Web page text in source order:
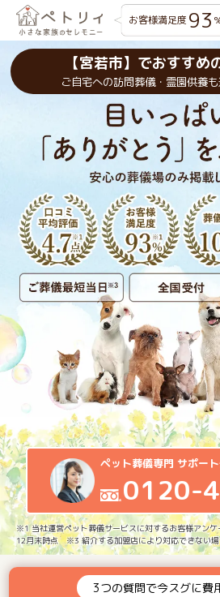
お客様満足度 93
【宮若市】でおすすめ
ご自宅への訪問葬儀・霊園供養
ペット葬儀専門 サポー
0120-
※1 当社運営ペット葬儀サービスに対するお客様アンケ
12月末時点 ※3 紹介する加盟店により対応できない場
3つの質問で今スグに費